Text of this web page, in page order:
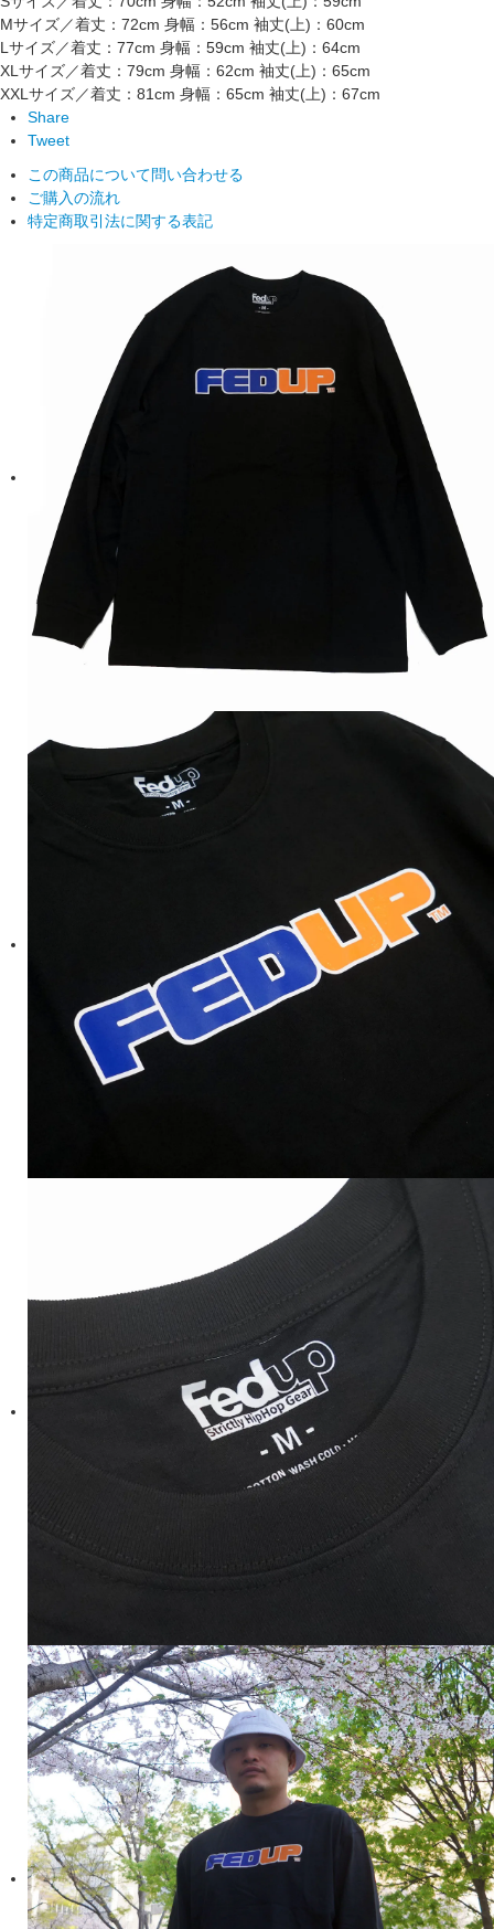
Mサイズ／着丈：72cm 身幅：56cm 袖丈(上)：60cm
Lサイズ／着丈：77cm 身幅：59cm 袖丈(上)：64cm
XLサイズ／着丈：79cm 身幅：62cm 袖丈(上)：65cm
XXLサイズ／着丈：81cm 身幅：65cm 袖丈(上)：67cm
Share
Tweet
この商品について問い合わせる
ご購入の流れ
特定商取引法に関する表記